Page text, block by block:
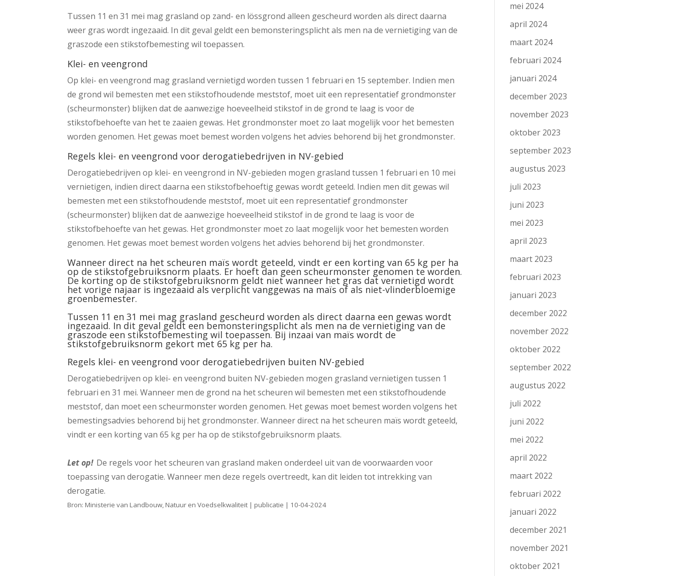
Tussen 11 en 31 mei mag grasland op zand- en lössgrond alleen gescheurd worden als direct daarna
weer gras wordt ingezaaid. In dit geval geldt een bemonsteringsplicht als men na de vernietiging van de
graszode een stikstofbemesting wil toepassen.
Klei- en veengrond
Op klei- en veengrond mag grasland vernietigd worden tussen 1 februari en 15 september. Indien men
de grond wil bemesten met een stikstofhoudende meststof, moet uit een representatief grondmonster
(scheurmonster) blijken dat de aanwezige hoeveelheid stikstof in de grond te laag is voor de
stikstofbehoefte van het te zaaien gewas. Het grondmonster moet zo laat mogelijk voor het bemesten
worden genomen. Het gewas moet bemest worden volgens het advies behorend bij het grondmonster.
Regels klei- en veengrond voor derogatiebedrijven in NV-gebied
Derogatiebedrijven op klei- en veengrond in NV-gebieden mogen grasland tussen 1 februari en 10 mei
vernietigen, indien direct daarna een stikstofbehoeftig gewas wordt geteeld. Indien men dit gewas wil
bemesten met een stikstofhoudende meststof, moet uit een representatief grondmonster
(scheurmonster) blijken dat de aanwezige hoeveelheid stikstof in de grond te laag is voor de
stikstofbehoefte van het gewas. Het grondmonster moet zo laat mogelijk voor het bemesten worden
genomen. Het gewas moet bemest worden volgens het advies behorend bij het grondmonster.
Wanneer direct na het scheuren maïs wordt geteeld, vindt er een korting van 65 kg per ha
op de stikstofgebruiksnorm plaats. Er hoeft dan geen scheurmonster genomen te worden.
De korting op de stikstofgebruiksnorm geldt niet wanneer het gras dat vernietigd wordt
het vorige najaar is ingezaaid als verplicht vanggewas na maïs of als niet-vlinderbloemige
groenbemester.
Tussen 11 en 31 mei mag grasland gescheurd worden als direct daarna een gewas wordt
ingezaaid. In dit geval geldt een bemonsteringsplicht als men na de vernietiging van de
graszode een stikstofbemesting wil toepassen. Bij inzaai van maïs wordt de
stikstofgebruiksnorm gekort met 65 kg per ha.
Regels klei- en veengrond voor derogatiebedrijven buiten NV-gebied
Derogatiebedrijven op klei- en veengrond buiten NV-gebieden mogen grasland vernietigen tussen 1
februari en 31 mei. Wanneer men de grond na het scheuren wil bemesten met een stikstofhoudende
meststof, dan moet een scheurmonster worden genomen. Het gewas moet bemest worden volgens het
bemestingsadvies behorend bij het grondmonster. Wanneer direct na het scheuren maïs wordt geteeld,
vindt er een korting van 65 kg per ha op de stikstofgebruiksnorm plaats.
Let op! De regels voor het scheuren van grasland maken onderdeel uit van de voorwaarden voor
toepassing van derogatie. Wanneer men deze regels overtreedt, kan dit leiden tot intrekking van
derogatie.
Bron: Ministerie van Landbouw, Natuur en Voedselkwaliteit | publicatie | 10-04-2024
mei 2024
april 2024
maart 2024
februari 2024
januari 2024
december 2023
november 2023
oktober 2023
september 2023
augustus 2023
juli 2023
juni 2023
mei 2023
april 2023
maart 2023
februari 2023
januari 2023
december 2022
november 2022
oktober 2022
september 2022
augustus 2022
juli 2022
juni 2022
mei 2022
april 2022
maart 2022
februari 2022
januari 2022
december 2021
november 2021
oktober 2021